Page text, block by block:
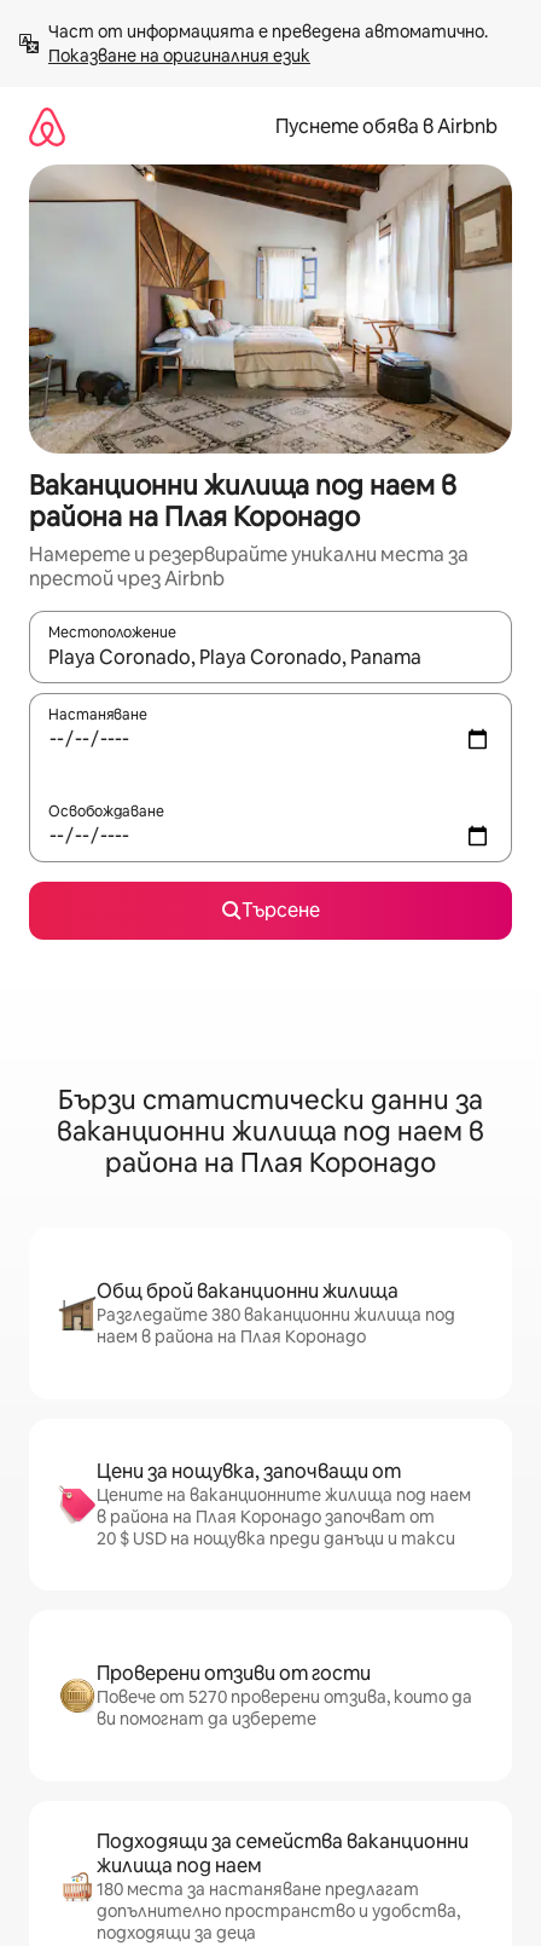
към
съдържанието
Показване на оригиналния език
Пуснете обява в Airbnb
Ваканционни жилища под наем в
района на Плая Коронадо
Намерете и резервирайте уникални места за
престой чрез Airbnb
Местоположение
Когато резултатите се покажат, използвайте
Настаняване
Освобождаване
Търсене
Бързи статистически данни за
ваканционни жилища под наем в
района на Плая Коронадо
Общ брой ваканционни жилища
Разгледайте 380 ваканционни жилища под
наем в района на Плая Коронадо
Цени за нощувка, започващи от
Цените на ваканционните жилища под наем
в района на Плая Коронадо започват от
20 $ USD на нощувка преди данъци и такси
Проверени отзиви от гости
Повече от 5270 проверени отзива, които да
ви помогнат да изберете
Подходящи за семейства ваканционни
жилища под наем
180 места за настаняване предлагат
допълнително пространство и удобства,
подходящи за деца